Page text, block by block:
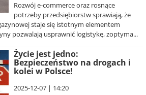
Rozwój e-commerce oraz rosnące
potrzeby przedsiębiorstw sprawiają, że
staje się istotnym elementem
pozwalają usprawnić logistykę, zoptyma...
Życie jest jedno:
Bezpieczeństwo na drogach i
kolei w Polsce!
2025-12-07 | 14:20